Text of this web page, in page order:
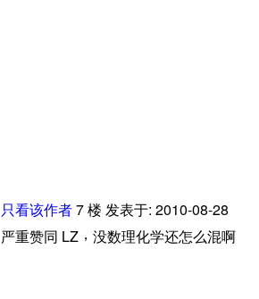
只看该作者7楼 发表于: 2010-08-28
严重赞同 LZ ， 没数理化学还怎么混啊